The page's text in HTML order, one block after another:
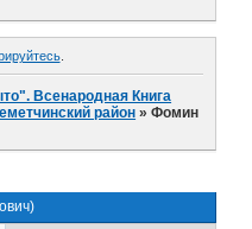
.
Всенародная Книга
район »Фомин